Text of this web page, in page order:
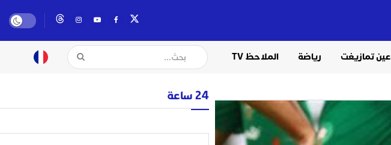
عين تمازيغت رياضة الملاحظ TV
24 ساعة